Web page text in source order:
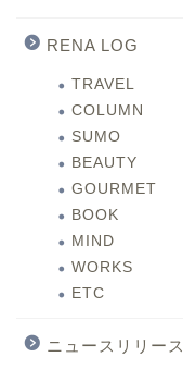
RENA LOG
TRAVEL
COLUMN
SUMO
BEAUTY
GOURMET
BOOK
MIND
WORKS
ETC
ニュースリリース